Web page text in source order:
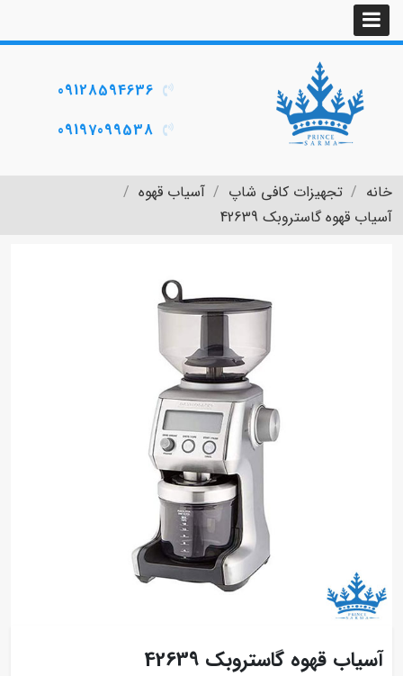
09128594636
09197099538
خانه تجهیزات کافی شاپ
آسیاب قهوه
آسیاب قهوه گاستروبک 42639
آسیاب قهوه گاستروبک 42639